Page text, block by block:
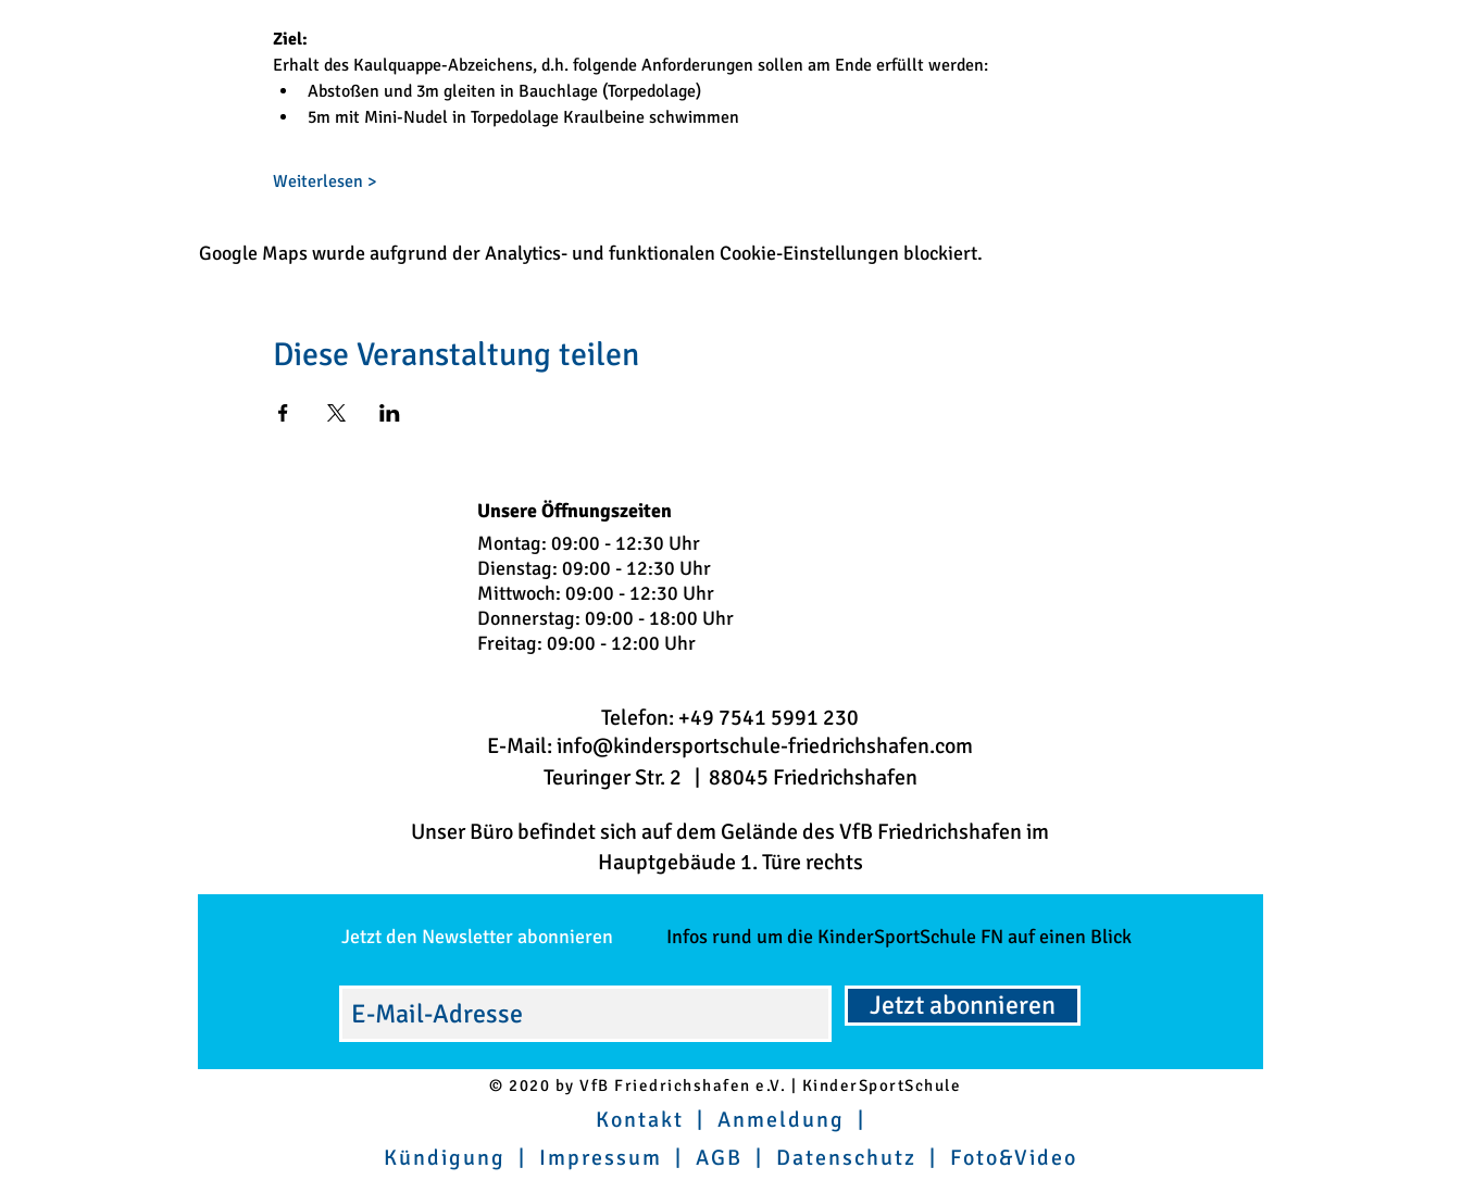
Ziel:
Erhalt des Kaulquappe-Abzeichens, d.h. folgende Anforderungen sollen am Ende erfüllt werden:
Abstoßen und 3m gleiten in Bauchlage (Torpedolage)
5m mit Mini-Nudel in Torpedolage Kraulbeine schwimmen
Weiterlesen >
Google Maps wurde aufgrund der Analytics- und funktionalen Cookie-Einstellungen blockiert.
Diese Veranstaltung teilen
Unsere Öffnungszeiten
Montag: 09:00 - 12:30 Uhr
Dienstag: 09:00 - 12:30 Uhr
Mittwoch: 09:00 - 12:30 Uhr
Donnerstag: 09:00 - 18:00 Uhr
Freitag: 09:00 - 12:00 Uhr
Telefon: +49 7541 5991 230
E-Mail: info@kindersportschule-friedrichshafen.com
Teuringer Str. 2 | 88045 Friedrichshafen
Unser Büro befindet sich auf dem Gelände des VfB Friedrichshafen im
Hauptgebäude 1. Türe rechts
Jetzt den Newsletter abonnieren Infos rund um die KinderSportSchule FN auf einen Blick
Jetzt abonnieren
© 2020 by VfB Friedrichshafen e.V. | KinderSportSchule
Kontakt Anmeldung
Kündigung
Impressum AGB Datenschutz Foto&Video